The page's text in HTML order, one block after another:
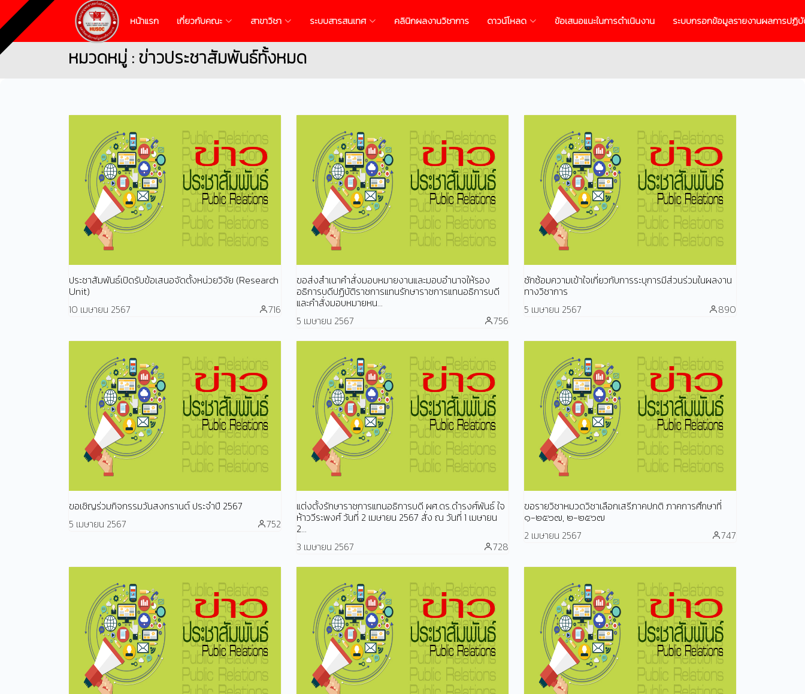
หน้าแรก เกี่ยวกับคณะ สาขาวิชา ระบบสารสนเทศ คลินิกผลงานวิชาการ ดาวน์โหลด ข้อเสนอแนะในการดำเนินงาน ระบบกรอกข้อมูลรายงานผลการปฏิ
หมวดหมู่ : ข่าวประชาสัมพันธ์ทั้งหมด
ประชาสัมพันธ์เปิดรับข้อเสนอจัดตั้งหน่วยวิจัย (Research
Unit)
10 เมษายน 2567
716
ขอส่งสำเนาคำสั่งมอบหมายงานและมอบอำนาจให้รอง
อธิการบดีปฏิบัติราชการแทนรักษาราชการแทนอธิการบดี
และคำสั่งมอบหมายหน...
5 เมษายน 2567
756
ซักซ้อมความเข้าใจเกี่ยวกับการระบุการมีส่วนร่วมในผลงาน
ทางวิชาการ
5 เมษายน 2567
890
ขอเชิญร่วมกิจกรรมวันสงกรานต์ ประจำปี 2567
5 เมษายน 2567
752
แต่งตั้งรักษาราชการแทนอธิการบดี ผศ.ดร.ดำรงศ์พันธ์ ใจ
ห้าววีระพงศ์ วันที่ 2 เมษายน 2567 สั่ง ณ วันที่ 1 เมษายน
2...
3 เมษายน 2567
728
ขอรายวิชาหมวดวิชาเลือกเสรีภาคปกติ ภาคการศึกษาที่
๑-๒๕๖๗, ๒-๒๕๖๗
2 เมษายน 2567
747